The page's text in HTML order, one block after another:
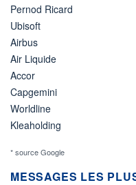
Pernod Ricard
Ubisoft
Airbus
Air Liquide
Accor
Capgemini
Worldline
Kleaholding
* source Google
MESSAGES LES